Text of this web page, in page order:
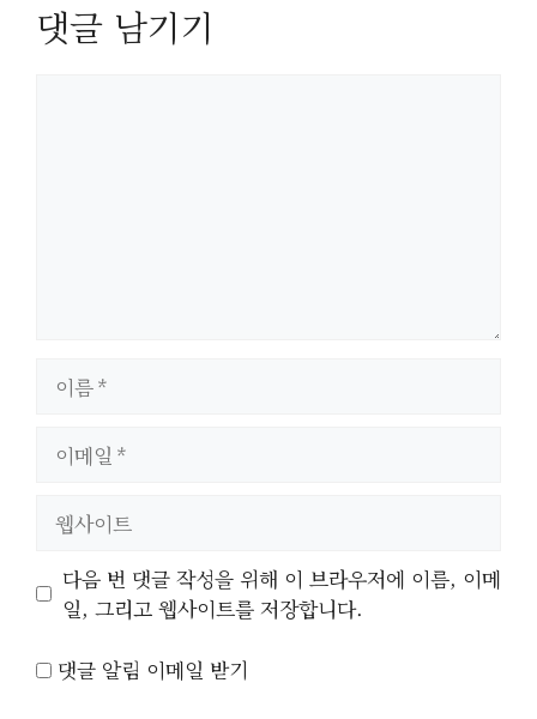
댓글 남기기
트
다음 번 댓글 작성을 위해 이 브라우저에 이름, 이메
일, 그리고 웹사이트를 저장합니다.
댓글 알림 이메일 받기